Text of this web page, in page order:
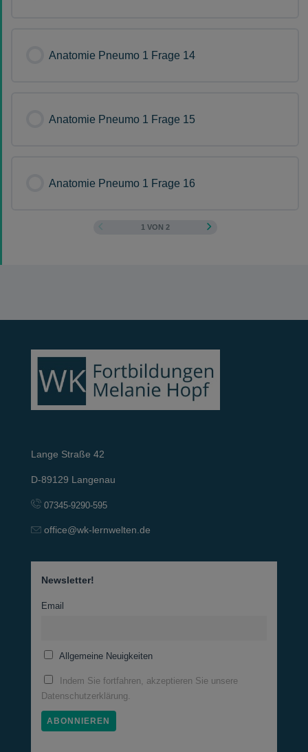
Anatomie Pneumo 1 Frage 14
Anatomie Pneumo 1 Frage 15
Anatomie Pneumo 1 Frage 16
1 VON 2
Lange Straße 42
D-89129 Langenau
07345-9290-595
office@wk-lernwelten.de
Newsletter!
Email
Allgemeine Neuigkeiten
Indem Sie fortfahren, akzeptieren Sie unsere
Datenschutzerklärung.